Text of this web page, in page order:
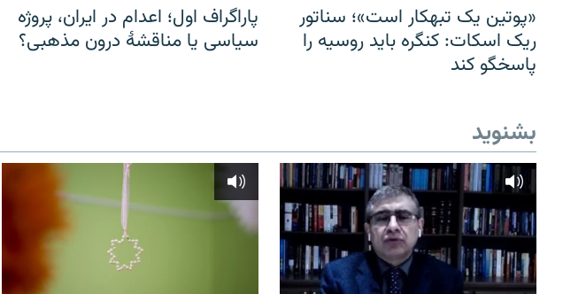
«پوتین یک تبهکار است»؛ سناتور
ریک اسکات: کنگره باید روسیه را
پاسخگو کند
پاراگراف اول؛ اعدام در ایران، پروژه
سیاسی یا مناقشهٔ درون مذهبی؟
بشنوید